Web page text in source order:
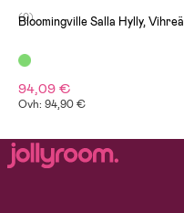
(0)
Bloomingville Salla Hylly, Vihreä
94,09 €
Ovh: 94,90 €